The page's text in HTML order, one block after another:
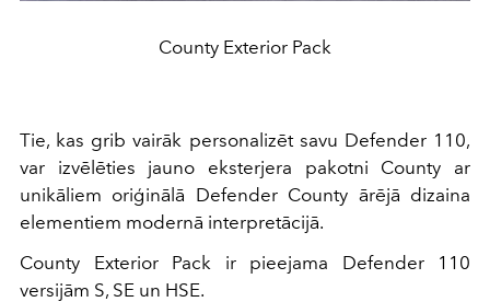
County Exterior Pack
Tie, kas grib vairāk personalizēt savu Defender 110,
var izvēlēties jauno eksterjera pakotni County ar
unikāliem oriģinālā Defender County ārējā dizaina
elementiem modernā interpretācijā.
County Exterior Pack ir pieejama Defender 110
versijām S, SE un HSE.